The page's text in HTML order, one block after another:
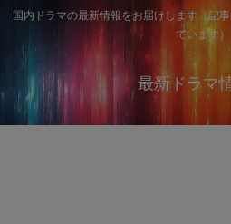
国内ドラマの最新情報をお届けします（記
ています）
最新ドラマ